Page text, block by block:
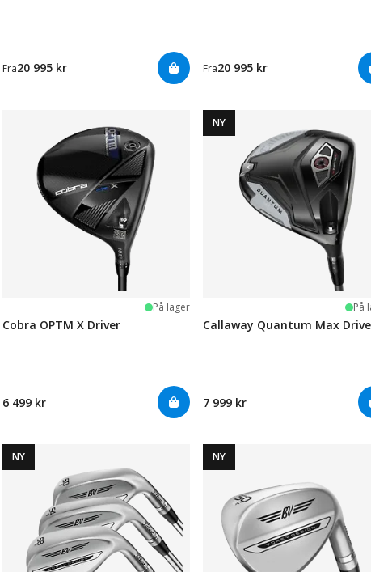
Fra20 995 kr Fra20 995 kr
På lager
Cobra OPTM X Driver
6 499 kr
NY
På
Callaway Quantum Max
7 999 kr
NY NY